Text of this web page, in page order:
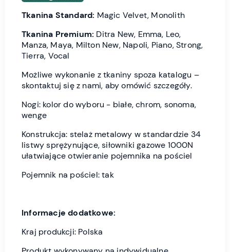
Tkanina Standard: Magic Velvet, Monolith
Tkanina Premium: Ditra New, Emma, Leo,
Manza, Maya, Milton New, Napoli, Piano, Strong,
Tierra, Vocal
Możliwe wykonanie z tkaniny spoza katalogu –
skontaktuj się z nami, aby omówić szczegóły.
Nogi: kolor do wyboru - białe, chrom, sonoma,
wenge
Konstrukcja: stelaż metalowy w standardzie 34
listwy sprężynujące, siłowniki gazowe 1000N
ułatwiające otwieranie pojemnika na pościel
Pojemnik na pościel: tak
Informacje dodatkowe:
Kraj produkcji: Polska